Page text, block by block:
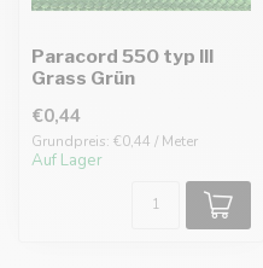
Paracord 550 typ III
Grass Grün
€0,44
Grundpreis: €0,44 / Meter
Auf Lager